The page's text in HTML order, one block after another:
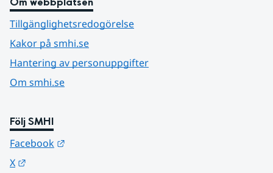
Tillgänglighetsredogörelse
Kakor på smhi.se
Hantering av personuppgifter
Om smhi.se
Följ SMHI
Facebook
X